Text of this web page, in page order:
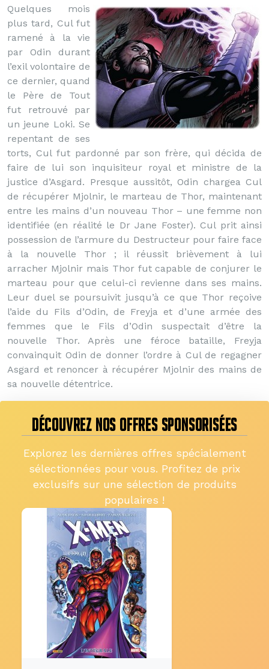
Quelques mois
plus tard, Cul fut
ramené à la vie
par Odin durant
l’exil volontaire de
ce dernier, quand
le Père de Tout
fut retrouvé par
un jeune Loki. Se
repentant de ses
torts, Cul fut pardonné par son frère, qui décida de
faire de lui son inquisiteur royal et ministre de la
justice d’Asgard. Presque aussitôt, Odin chargea Cul
de récupérer Mjolnir, le marteau de Thor, maintenant
entre les mains d’un nouveau Thor – une femme non
identifiée (en réalité le Dr Jane Foster). Cul prit ainsi
possession de l’armure du Destructeur pour faire face
à la nouvelle Thor ; il réussit brièvement à lui
arracher Mjolnir mais Thor fut capable de conjurer le
marteau pour que celui-ci revienne dans ses mains.
Leur duel se poursuivit jusqu’à ce que Thor reçoive
l’aide du Fils d’Odin, de Freyja et d’une armée des
femmes que le Fils d’Odin suspectait d’être la
nouvelle Thor. Après une féroce bataille, Freyja
convainquit Odin de donner l’ordre à Cul de regagner
Asgard et renoncer à récupérer Mjolnir des mains de
sa nouvelle détentrice.
DÉCOUVREZ NOS OFFRES SPONSORISÉES
Explorez les dernières offres spécialement
sélectionnées pour vous. Profitez de prix
exclusifs sur une sélection de produits
populaires !